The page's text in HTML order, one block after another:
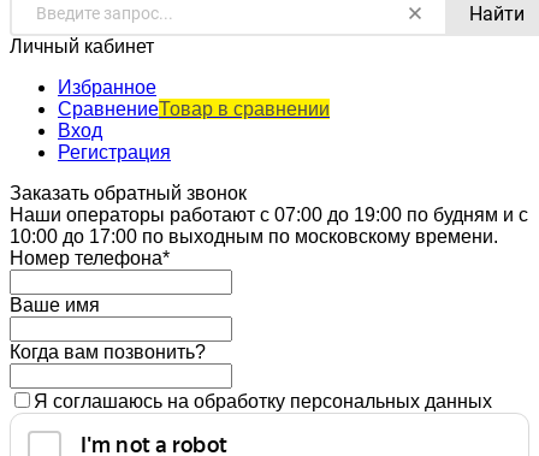
Найти
Личный кабинет
Избранное
СравнениеТовар в сравнении
Вход
Регистрация
Заказать обратный звонок
Наши операторы работают с 07:00 до 19:00 по будням и с
10:00 до 17:00 по выходным по московскому времени.
Номер телефона*
Ваше имя
Когда вам позвонить?
Я соглашаюсь на обработку персональных данных